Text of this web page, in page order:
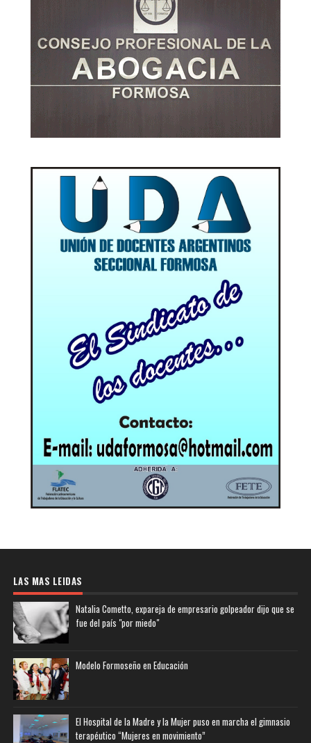
LAS MAS LEIDAS
Natalia Cometto, expareja de empresario golpeador dijo que se
fue del país "por miedo"
Modelo Formoseño en Educación
El Hospital de la Madre y la Mujer puso en marcha el gimnasio
terapéutico “Mujeres en movimiento”